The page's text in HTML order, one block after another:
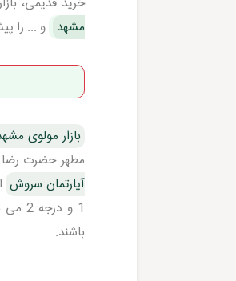
مشهد و ... را
بازار مولوی
مطهر حضرت رضا (ع) (3 کیلومتر) می باشد. از این رو اگر در هتل
آپارتمان سروش
1 و درجه 2 می باشند.
باشند.